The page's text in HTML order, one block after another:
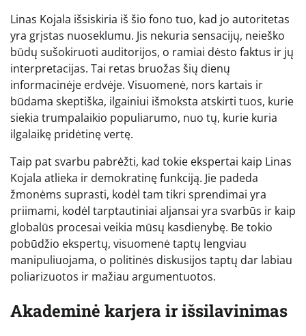
Linas Kojala išsiskiria iš šio fono tuo, kad jo autoritetas
yra grįstas nuoseklumu. Jis nekuria sensacijų, neieško
būdų sušokiruoti auditorijos, o ramiai dėsto faktus ir jų
interpretacijas. Tai retas bruožas šių dienų
informacinėje erdvėje. Visuomenė, nors kartais ir
būdama skeptiška, ilgainiui išmoksta atskirti tuos, kurie
siekia trumpalaikio populiarumo, nuo tų, kurie kuria
ilgalaikę pridėtinę vertę.
Taip pat svarbu pabrėžti, kad tokie ekspertai kaip Linas
Kojala atlieka ir demokratinę funkciją. Jie padeda
žmonėms suprasti, kodėl tam tikri sprendimai yra
priimami, kodėl tarptautiniai aljansai yra svarbūs ir kaip
globalūs procesai veikia mūsų kasdienybę. Be tokio
pobūdžio ekspertų, visuomenė taptų lengviau
manipuliuojama, o politinės diskusijos taptų dar labiau
poliarizuotos ir mažiau argumentuotos.
Akademinė karjera ir išsilavinimas